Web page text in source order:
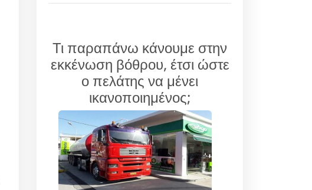
Τι παραπάνω κάνουμε στην
εκκένωση βόθρου, έτσι ώστε
ο πελάτης να μένει
ικανοποιημένος;